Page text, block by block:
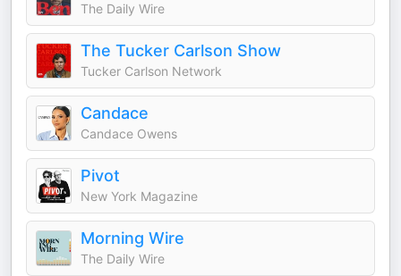
The Daily Wire
The Tucker Carlson Show
Tucker Carlson Network
Candace
Candace Owens
Pivot
New York Magazine
Morning Wire
The Daily Wire